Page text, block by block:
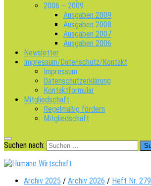
2006 – 2009
Ausgaben 2009
Ausgaben 2008
Ausgaben 2007
Ausgaben 2006
Newsletter
Impressum/Datenschutz/Kontakt
Impressum
Datenschutzerklärung
Kontaktformular
Mitgliedschaft
Regelmäßig fördern
Mitgliedschaft
Suchen nach:
Archiv 2025 / Archiv 2026 / Heft Nr. 279